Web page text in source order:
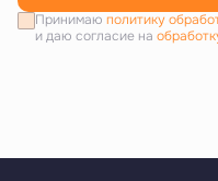
Принимаю политику
и даю согласие на